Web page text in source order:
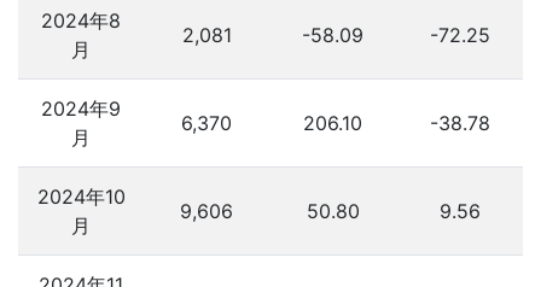
2024年8
月
2,081 -58.09 -72.25
2024年9
月
6,370 206.10 -38.78
2024年10
月
9,606 50.80 9.56